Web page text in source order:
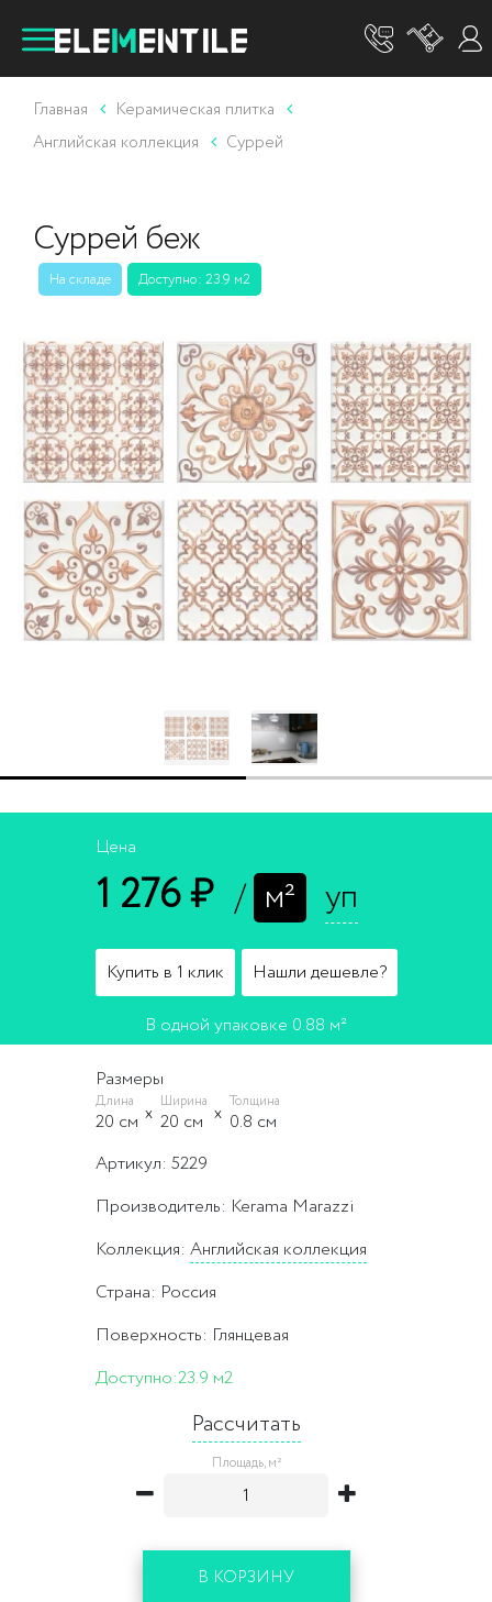
Главная
Керамическая плитка
Английская коллекция
Суррей
Суррей беж
На складе Доступно: 23.9 м2
Цена
1 276 ₽ / м² уп
Купить в 1 клик Нашли дешевле?
В одной упаковке 0.88 м²
Размеры
Длина
20 cм
Ширина
20 cм
Толщина
0.8 cм
Артикул: 5229
Производитель: Kerama Marazzi
Коллекция: Английская коллекция
Страна: Россия
Поверхность: Глянцевая
Доступно:23.9 м2
Рассчитать
Площадь, м²
В КОРЗИНУ